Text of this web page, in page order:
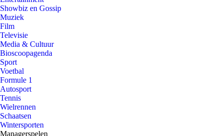
Showbiz en Gossip
Muziek
Film
Televisie
Media & Cultuur
Bioscoopagenda
Sport
Voetbal
Formule 1
Autosport
Tennis
Wielrennen
Schaatsen
Wintersporten
Managerspelen